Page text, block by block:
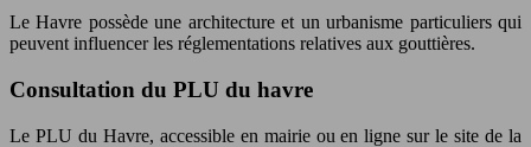
Le Havre possède une architecture et un urbanisme particuliers qui
peuvent influencer les réglementations relatives aux gouttières.
Consultation du PLU du havre
Le PLU du Havre, accessible en mairie ou en ligne sur le site de la